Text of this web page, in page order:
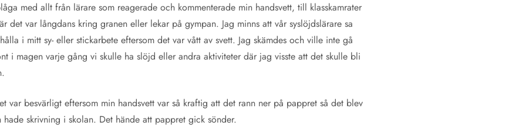
med allt från lärare som reagerade och kommenterade min handsvett, till klasskamrater
det var långdans kring granen eller lekar på gympan. Jag minns att vår syslöjdslärare sa
i mitt sy- eller stickarbete eftersom det var vått av svett. Jag skämdes och ville inte gå
i magen varje gång vi skulle ha slöjd eller andra aktiviteter där jag visste att det skulle bli
var besvärligt eftersom min handsvett var så kraftig att det rann ner på pappret så det blev
skrivning i skolan. Det hände att pappret gick sönder.